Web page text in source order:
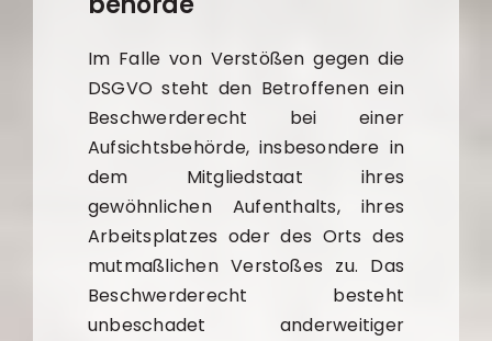
Im Falle von Verstößen gegen die
DSGVO steht den Betroffenen ein
Beschwerderecht bei einer
Aufsichtsbehörde, insbesondere in
dem Mitgliedstaat ihres
gewöhnlichen Aufenthalts, ihres
Arbeitsplatzes oder des Orts des
mutmaßlichen Verstoßes zu. Das
Beschwerderecht besteht
unbeschadet anderweitiger